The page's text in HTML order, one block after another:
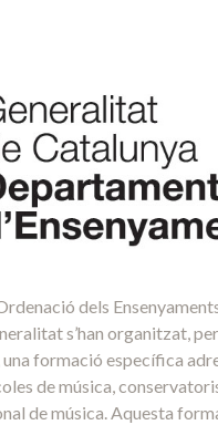
dels
s’han organitzat,
formació específica
de música,
de música. Aquesta